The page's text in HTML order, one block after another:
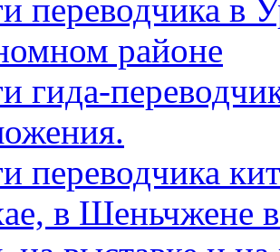
переводчика в
районе
гида-
переводчика
в Шеньчжене